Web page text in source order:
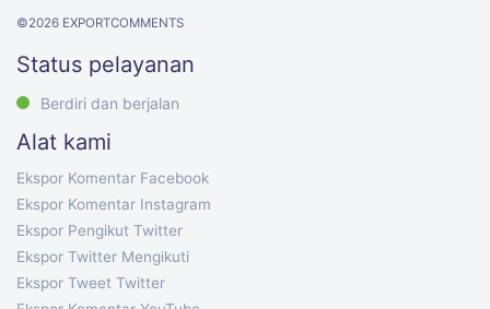
©2026 EXPORTCOMMENTS
Status pelayanan
Berdiri dan berjalan
Alat kami
Ekspor Komentar Facebook
Ekspor Komentar Instagram
Ekspor Pengikut Twitter
Ekspor Twitter Mengikuti
Ekspor Tweet Twitter